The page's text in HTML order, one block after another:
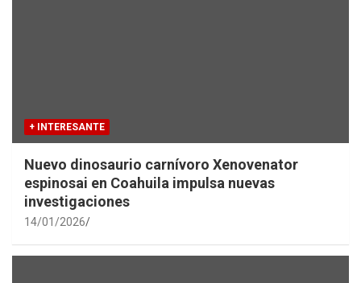
+ INTERESANTE
Nuevo dinosaurio carnívoro Xenovenator
espinosai en Coahuila impulsa nuevas
investigaciones
14/01/2026